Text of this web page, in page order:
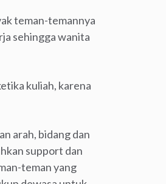
teman-temannya
sehingga wanita
kuliah, karena
arah, bidang dan
support dan
teman yang